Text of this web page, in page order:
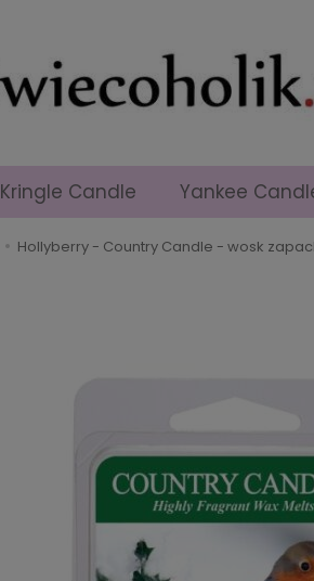
Kringle Candle Yankee
Hollyberry - Country Candle - wosk